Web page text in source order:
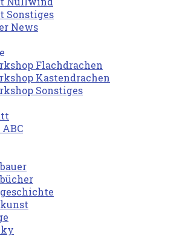
Sonstiges
News
Flachdrachen
Kastendrachen
Sonstiges